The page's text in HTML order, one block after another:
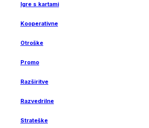
Igre s kartami
Kooperativne
Otroške
Promo
Razširitve
Razvedrilne
Strateške